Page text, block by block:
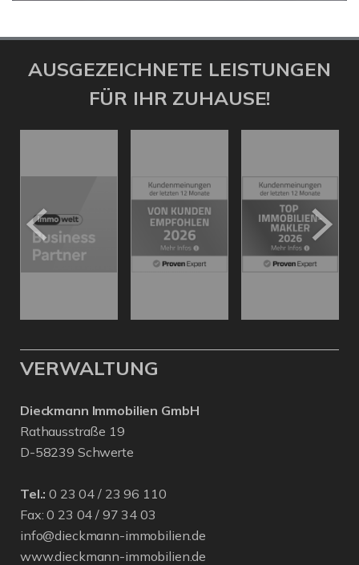
AUSGEZEICHNETE LEISTUNGEN
FÜR IHR ZUHAUSE!
VERWALTUNG
Dieckmann Immobilien GmbH
Rathausstraße 19
D-58239 Schwerte
Tel.: 0 23 04 / 23 96 110
Fax: 0 23 04 / 97 34 03
info@dieckmann-immobilien.de
www.dieckmann-immobilien.de